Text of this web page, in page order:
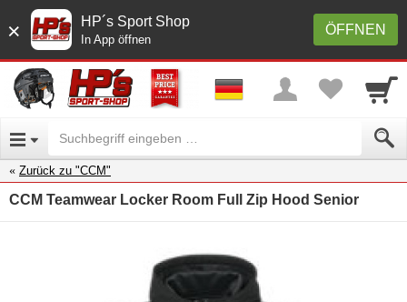
× ÖFFNEN
HP´s Sport Shop
In App öffnen
Zurück zu "CCM"
CCM Teamwear Locker Room Full Zip Hood Senior